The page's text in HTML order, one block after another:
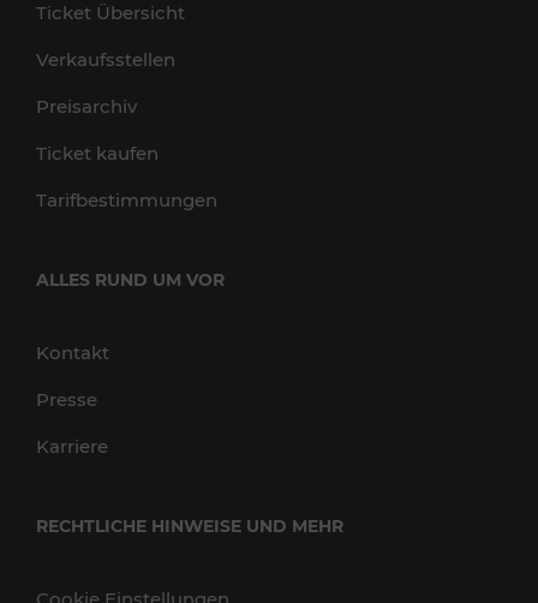
Ticket Übersicht
Verkaufsstellen
Preisarchiv
Ticket kaufen
Tarifbestimmungen
ALLES RUND UM VOR
Kontakt
Presse
Karriere
RECHTLICHE HINWEISE UND MEHR